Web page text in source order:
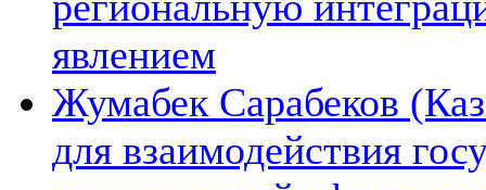
явлением
Жумабек Сарабеков
для взаимодействия